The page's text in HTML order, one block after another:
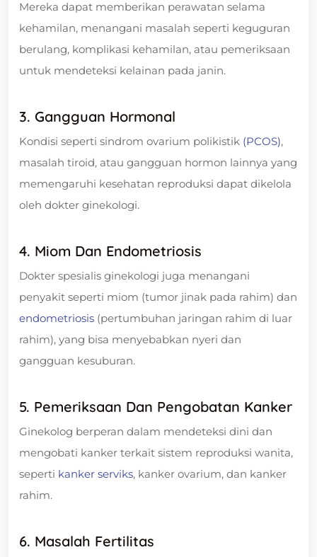
Mereka dapat memberikan perawatan selama
kehamilan, menangani masalah seperti keguguran
berulang, komplikasi kehamilan, atau pemeriksaan
untuk mendeteksi kelainan pada janin.
3. Gangguan Hormonal
Kondisi seperti sindrom ovarium polikistik (PCOS),
masalah tiroid, atau gangguan hormon lainnya yang
memengaruhi kesehatan reproduksi dapat dikelola
oleh dokter ginekologi.
4. Miom Dan Endometriosis
Dokter spesialis ginekologi juga menangani
penyakit seperti miom (tumor jinak pada rahim) dan
endometriosis (pertumbuhan jaringan rahim di luar
rahim), yang bisa menyebabkan nyeri dan
gangguan kesuburan.
5. Pemeriksaan Dan Pengobatan Kanker
Ginekolog berperan dalam mendeteksi dini dan
mengobati kanker terkait sistem reproduksi wanita,
seperti kanker serviks, kanker ovarium, dan kanker
rahim.
6. Masalah Fertilitas